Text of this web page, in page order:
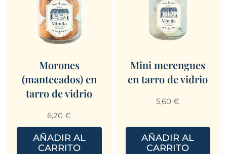
Morones
(mantecados) en
tarro de vidrio
6,20€
AÑADIR AL
CARRITO
Mini merengues
en tarro de vidrio
5,60€
AÑADIR AL
CARRITO